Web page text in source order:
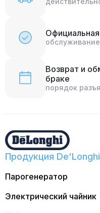
Возврат и
браке
порядок
Продукция De'Longhi
Парогенератор
Электрический чайник